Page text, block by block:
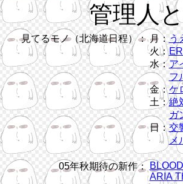
管理人
見てるモノ（北海道日程）： 月： う
火：
水：ア
フ
金：ケ
土：絶
ガ
日： 交
メ
05年秋期待の新作：
ARIA